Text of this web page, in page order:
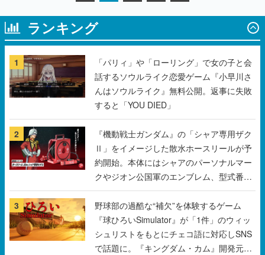
ランキング
1
「パリィ」や「ローリング」で女の子と会
話するソウルライク恋愛ゲーム『小早川さ
んはソウルライク』無料公開。返事に失敗
すると「YOU DIED」
2
『機動戦士ガンダム』の「シャア専用ザク
Ⅱ」をイメージした散水ホースリールが予
約開始。本体にはシャアのパーソナルマー
クやジオン公国軍のエンブレム、型式番号
などを配置
3
野球部の過酷な“補欠”を体験するゲーム
『球ひろいSimulator』が「1件」のウィッ
シュリストをもとにチェコ語に対応しSNS
で話題に。『キングダム・カム』開発元や